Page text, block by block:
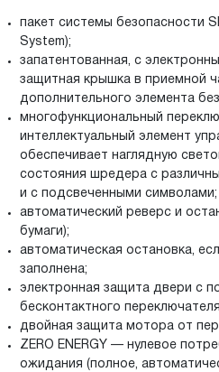
пакет системы безопасности
System);
запатентованная, с
защитная крышка в приемной
дополнительного элемента
многофункциональный
интеллектуальный элемент
обеспечивает наглядную
состояния шредера с
и с подсвеченными символами;
автоматический реверс и
бумаги);
автоматическая остановка,
заполнена;
электронная защита двери с
бесконтактного
двойная защита мотора от
ZERO ENERGY — нулевое
ожидания (полное,